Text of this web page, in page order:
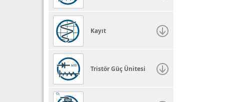
Kayıt
Tristör Güç Ünitesi